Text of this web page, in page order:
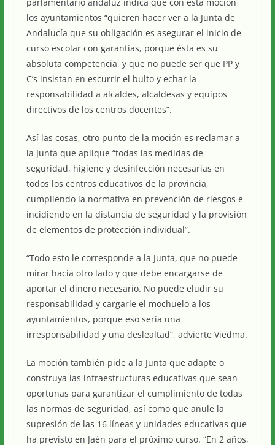
los ayuntamientos “quieren hacer ver a la Junta de
Andalucía que su obligación es asegurar el inicio de
curso escolar con garantías, porque ésta es su
absoluta competencia, y que no puede ser que PP y
C’s insistan en escurrir el bulto y echar la
responsabilidad a alcaldes, alcaldesas y equipos
directivos de los centros docentes”.
Así las cosas, otro punto de la moción es reclamar a
la Junta que aplique “todas las medidas de
seguridad, higiene y desinfección necesarias en
todos los centros educativos de la provincia,
cumpliendo la normativa en prevención de riesgos e
incidiendo en la distancia de seguridad y la provisión
de elementos de protección individual”.
“Todo esto le corresponde a la Junta, que no puede
mirar hacia otro lado y que debe encargarse de
aportar el dinero necesario. No puede eludir su
responsabilidad y cargarle el mochuelo a los
ayuntamientos, porque eso sería una
irresponsabilidad y una deslealtad”, advierte Viedma.
La moción también pide a la Junta que adapte o
construya las infraestructuras educativas que sean
oportunas para garantizar el cumplimiento de todas
las normas de seguridad, así como que anule la
supresión de las 16 líneas y unidades educativas que
ha previsto en Jaén para el próximo curso. “En 2 años,